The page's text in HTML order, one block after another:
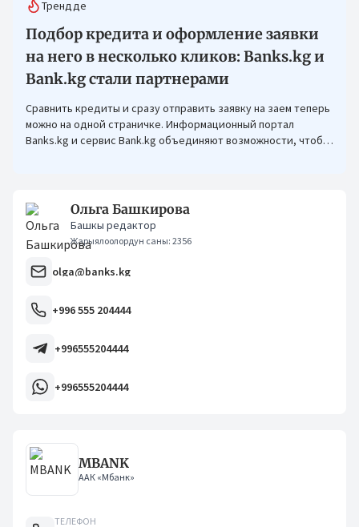
Трендде
Подбор кредита и оформление заявки
на него в несколько кликов: Banks.kg и
Bank.kg стали партнерами
Сравнить кредиты и сразу отправить заявку на заем теперь
можно на одной страничке. Информационный портал
Banks.kg и сервис Bank.kg объединяют возможности, чтобы
Ольга Башкирова
Башкы редактор
Жарыялоолордун саны: 2356
olga@banks.kg
+996 555 204444
+996555204444
+996555204444
MBANK
ААК «Мбанк»
ТЕЛЕФОН